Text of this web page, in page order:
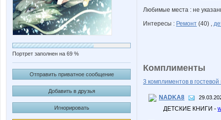
Портрет заполнен на 69 %
Отправить приватное сообщение
Добавить в друзья
Игнорировать
Любимые места : не
Интересы : Ремонт (40) ,
Комплименты
3 комплиментов в гостевой
NADKA8
ДЕТСКИЕ КНИГИ -